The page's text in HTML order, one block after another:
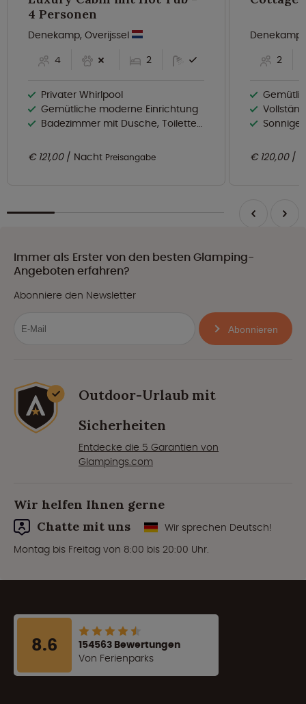
4 Personen
Denekamp, Overijssel
4
2
Privater Whirlpool
Gemütliche moderne Einrichtung
Badezimmer mit Dusche, Toilette und Waschbecken
€ 121,00 Nacht Preisangabe
2
Sonnige
€ 120,00
Immer als Erster von den besten Glamping-
Angeboten erfahren?
Abonniere den Newsletter
Abonnieren
Outdoor-Urlaub mit
Sicherheiten
Entdecke die 5 Garantien von
Glampings.com
Wir helfen Ihnen gerne
Chatte mit uns
Wir sprechen Deutsch!
Montag bis Freitag von 8:00 bis 20:00 Uhr.
8.6
154563 Bewertungen
Von Ferienparks